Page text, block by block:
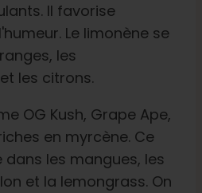
Il favorise
Le limonène se
les
les citrons.
OG Kush, Grape Ape,
en myrcène. Ce
les mangues, les
et la lemongrass. On